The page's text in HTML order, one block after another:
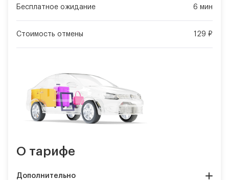
Бесплатное ожидание 6 мин
Стоимость отмены 129 ₽
О тарифе
Дополнительно